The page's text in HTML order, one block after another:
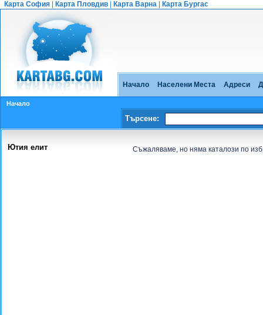
Карта София Карта Пловдив Карта Варна Карта Бургас
Начало Населени Места Адреси
Начало
Търсене:
Ютия елит Съжаляваме, но няма каталози по